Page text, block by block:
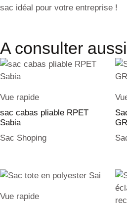
sac idéal pour votre entreprise !
A consulter aussi
Vue rapide
sac cabas pliable RPET
Sabia
Sac Shoping
Vue rapide